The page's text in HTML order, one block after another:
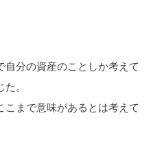
自分の資産のことしか考えて
。
まで意味があるとは考えて